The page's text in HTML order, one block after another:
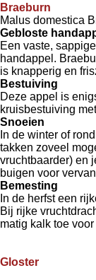
Braeburn
Malus domestica
Gebloste
Een vaste,
handappel.
is knapperig en
Bestuiving
Deze appel is
kruisbestuiving
Snoeien
In de winter of
takken zoveel
vruchtbaarder) en
buigen voor
Bemesting
In de herfst een
Bij rijke
matig kalk toe
Gloster